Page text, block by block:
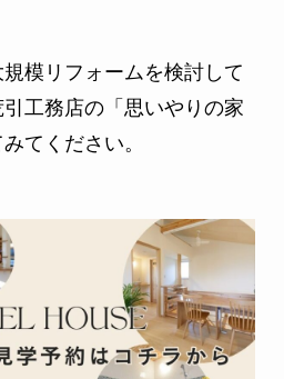
模リフォームを検討して
工務店の「思いやりの家
てください。